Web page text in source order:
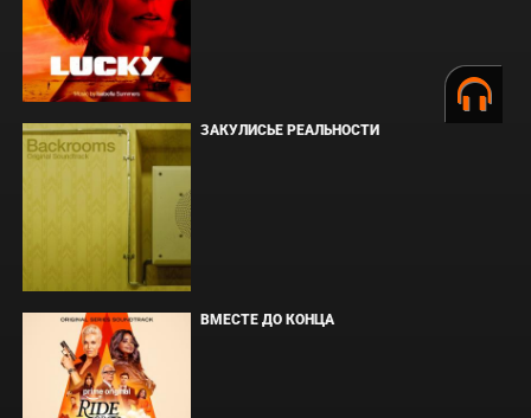
ЗАКУЛИСЬЕ РЕАЛЬНОСТИ
ВМЕСТЕ ДО КОНЦА